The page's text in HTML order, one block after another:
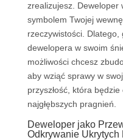
zrealizujesz. Deweloper
symbolem Twojej
rzeczywistości.
dewelopera w swoim
możliwości chcesz
aby wziąć sprawy w
przyszłość, która
najgłębszych pragnień.
Deweloper jako
Odkrywanie Ukrytych